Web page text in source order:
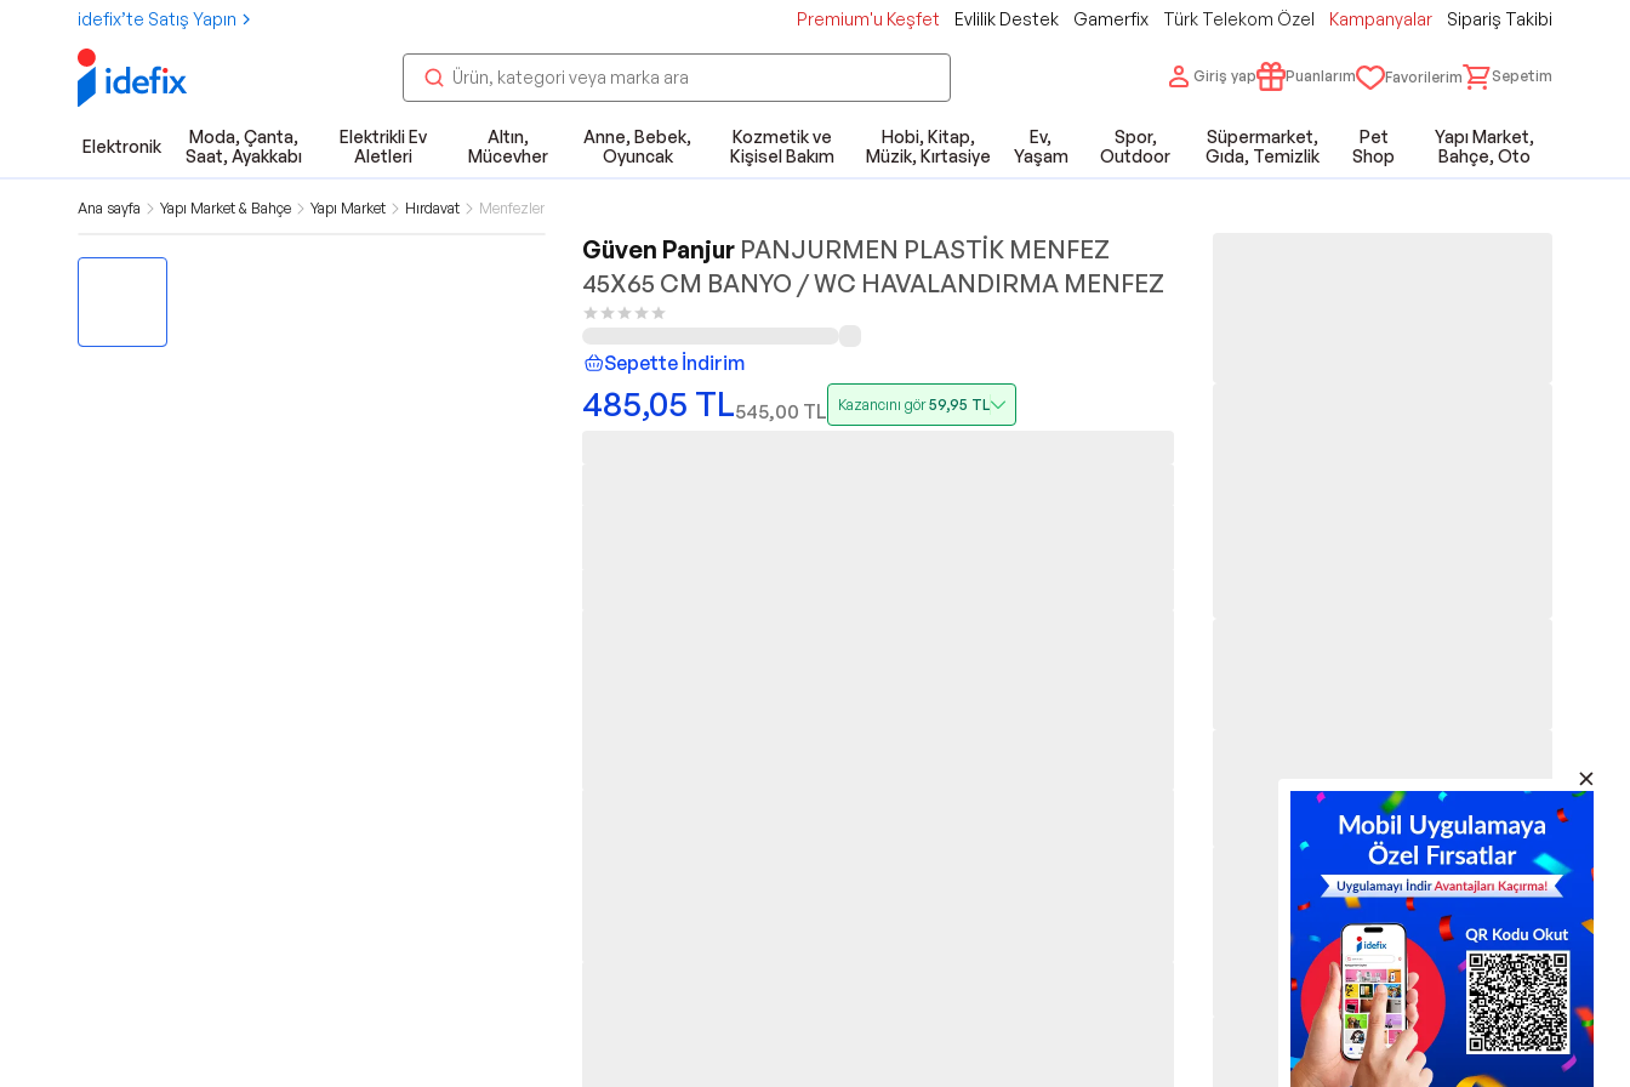
idefix’te Satış Yapın Premium'u Keşfet Evlilik Destek Gamerfix Türk Telekom Özel Kampanyalar Sipariş Takibi
Giriş yap Puanlarım Favorilerim Sepetim
Elektronik
Moda, Çanta,
Saat, Ayakkabı
Elektrikli Ev
Aletleri
Altın,
Mücevher
Anne, Bebek,
Oyuncak
Kozmetik ve
Kişisel Bakım
Hobi, Kitap,
Müzik, Kırtasiye
Ev,
Yaşam
Spor,
Outdoor
Süpermarket,
Gıda, Temizlik
Pet
Shop
Yapı Market,
Bahçe, Oto
Ana sayfa Yapı Market & Bahçe Yapı Market Hırdavat Menfezler
Güven Panjur PANJURMEN PLASTİK MENFEZ
45X65 CM BANYO / WC HAVALANDIRMA MENFEZ
Sepette İndirim
485,05 TL545,00 TL Kazancını gör59,95 TL